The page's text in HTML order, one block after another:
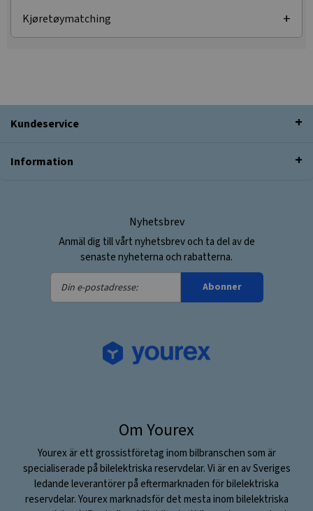
Kjøretøymatching
Kundeservice
Information
Nyhetsbrev
Anmäl dig till vårt nyhetsbrev och ta del av de
senaste nyheterna och rabatterna.
Din
e-
Abonner
Om Yourex
Yourex är ett grossistföretag inom bilbranschen som är
specialiserade på bilelektriska reservdelar. Vi är en av Sveriges
ledande leverantörer på eftermarknaden för bilelektriska
reservdelar. Yourex marknadsför det mesta inom bilelektriska